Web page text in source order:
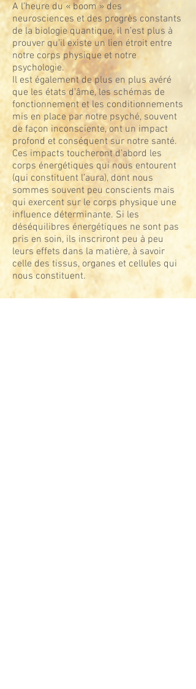
A l’heure du « boom » des
neurosciences et des progrès constants
de la biologie quantique, il n’est plus à
prouver qu’il existe un lien étroit entre
notre corps physique et notre
psychologie.
Il est également de plus en plus avéré
que les états d’âme, les schémas de
fonctionnement et les conditionnements
mis en place par notre psyché, souvent
de façon inconsciente, ont un impact
profond et conséquent sur notre santé.
Ces impacts toucheront d’abord les
corps énergétiques qui nous entourent
(qui constituent l’aura), dont nous
sommes souvent peu conscients mais
qui exercent sur le corps physique une
influence déterminante. Si les
déséquilibres énergétiques ne sont pas
pris en soin, ils inscriront peu à peu
leurs effets dans la matière, à savoir
celle des tissus, organes et cellules qui
nous constituent.